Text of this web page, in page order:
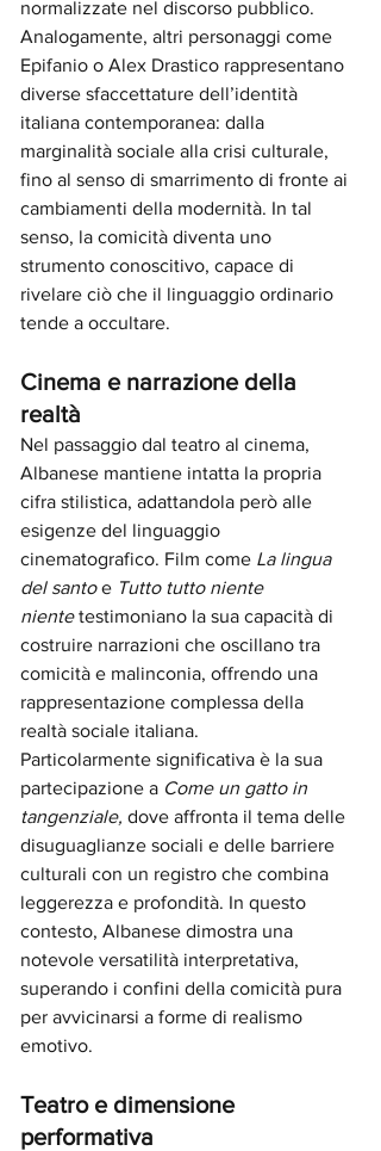
normalizzate nel discorso pubblico.
Analogamente, altri personaggi come
Epifanio o Alex Drastico rappresentano
diverse sfaccettature dell’identità
italiana contemporanea: dalla
marginalità sociale alla crisi culturale,
fino al senso di smarrimento di fronte ai
cambiamenti della modernità. In tal
senso, la comicità diventa uno
strumento conoscitivo, capace di
rivelare ciò che il linguaggio ordinario
tende a occultare.
Cinema e narrazione della
realtà
Nel passaggio dal teatro al cinema,
Albanese mantiene intatta la propria
cifra stilistica, adattandola però alle
esigenze del linguaggio
cinematografico. Film come La lingua
del santo e Tutto tutto niente
niente testimoniano la sua capacità di
costruire narrazioni che oscillano tra
comicità e malinconia, offrendo una
rappresentazione complessa della
realtà sociale italiana.
Particolarmente significativa è la sua
partecipazione a Come un gatto in
tangenziale, dove affronta il tema delle
disuguaglianze sociali e delle barriere
culturali con un registro che combina
leggerezza e profondità. In questo
contesto, Albanese dimostra una
notevole versatilità interpretativa,
superando i confini della comicità pura
per avvicinarsi a forme di realismo
emotivo.
Teatro e dimensione
performativa